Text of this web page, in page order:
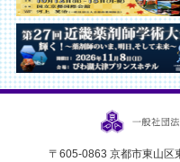
〒605-0863 京都市東山区